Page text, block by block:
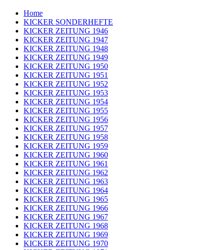
Home
KICKER SONDERHEFTE
KICKER ZEITUNG 1946
KICKER ZEITUNG 1947
KICKER ZEITUNG 1948
KICKER ZEITUNG 1949
KICKER ZEITUNG 1950
KICKER ZEITUNG 1951
KICKER ZEITUNG 1952
KICKER ZEITUNG 1953
KICKER ZEITUNG 1954
KICKER ZEITUNG 1955
KICKER ZEITUNG 1956
KICKER ZEITUNG 1957
KICKER ZEITUNG 1958
KICKER ZEITUNG 1959
KICKER ZEITUNG 1960
KICKER ZEITUNG 1961
KICKER ZEITUNG 1962
KICKER ZEITUNG 1963
KICKER ZEITUNG 1964
KICKER ZEITUNG 1965
KICKER ZEITUNG 1966
KICKER ZEITUNG 1967
KICKER ZEITUNG 1968
KICKER ZEITUNG 1969
KICKER ZEITUNG 1970